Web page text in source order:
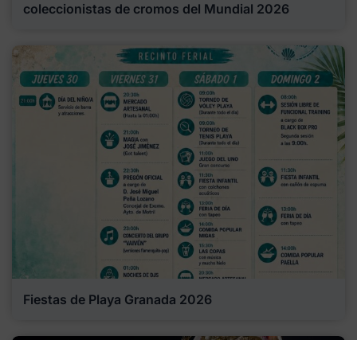
coleccionistas de cromos del Mundial 2026
Fiestas de Playa Granada 2026